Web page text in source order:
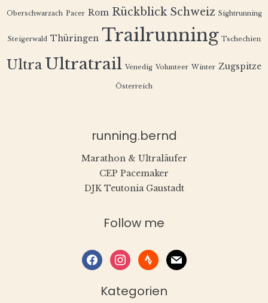
Oberschwarzach Pacer Rom Rückblick Schweiz Sightrunning
Steigerwald Thüringen Trailrunning Tschechien
Ultra Ultratrail Venedig Volunteer Winter Zugspitze
Österreich
running.bernd
Marathon & Ultraläufer
CEP Pacemaker
DJK Teutonia Gaustadt
Follow me
facebookinstagram
stravamail
Kategorien